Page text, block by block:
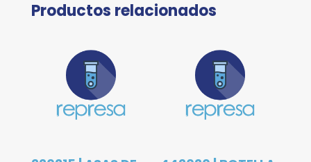
Productos relacionados